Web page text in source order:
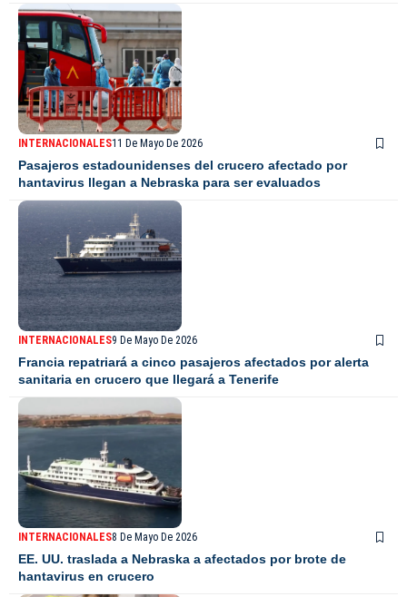
INTERNACIONALES11 De Mayo De 2026
Pasajeros estadounidenses del crucero afectado por
hantavirus llegan a Nebraska para ser evaluados
INTERNACIONALES9 De Mayo De 2026
Francia repatriará a cinco pasajeros afectados por alerta
sanitaria en crucero que llegará a Tenerife
INTERNACIONALES8 De Mayo De 2026
EE. UU. traslada a Nebraska a afectados por brote de
hantavirus en crucero